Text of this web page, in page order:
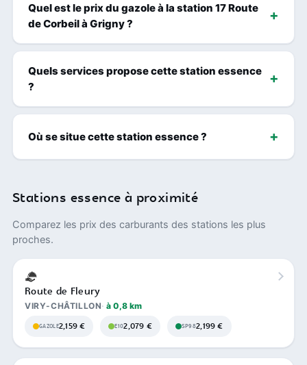
Quel est le prix du gazole à la station 17 Route
de Corbeil à Grigny ?
Quels services propose cette station essence
?
Où se situe cette station essence ?
Stations essence à proximité
Comparez les prix des carburants des stations les plus
proches.
Route de Fleury
VIRY-CHÂTILLON à 0,8 km
GAZOLE2,159 € E102,079 € SP982,199 €